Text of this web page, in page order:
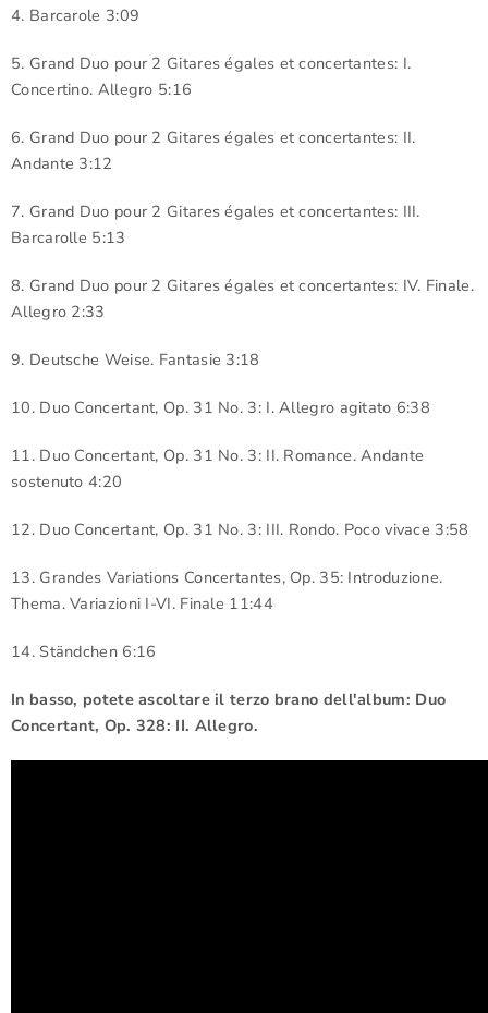
4. Barcarole 3:09
5. Grand Duo pour 2 Gitares égales et concertantes: I.
Concertino. Allegro 5:16
6. Grand Duo pour 2 Gitares égales et concertantes: II.
Andante 3:12
7. Grand Duo pour 2 Gitares égales et concertantes: III.
Barcarolle 5:13
8. Grand Duo pour 2 Gitares égales et concertantes: IV. Finale.
Allegro 2:33
9. Deutsche Weise. Fantasie 3:18
10. Duo Concertant, Op. 31 No. 3: I. Allegro agitato 6:38
11. Duo Concertant, Op. 31 No. 3: II. Romance. Andante
sostenuto 4:20
12. Duo Concertant, Op. 31 No. 3: III. Rondo. Poco vivace 3:58
13. Grandes Variations Concertantes, Op. 35: Introduzione.
Thema. Variazioni I-VI. Finale 11:44
14. Ständchen 6:16
In basso, potete ascoltare il terzo brano dell'album: Duo
Concertant, Op. 328: II. Allegro.